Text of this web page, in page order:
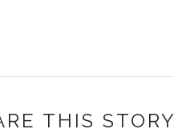
THIS STORY